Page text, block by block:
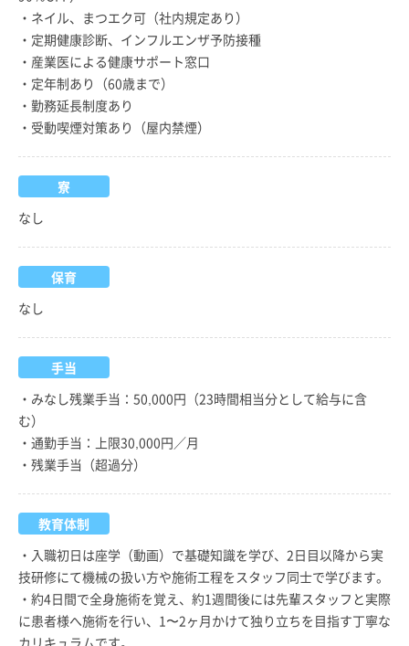
・ネイル、まつエク可（社内規定あり）
・定期健康診断、インフルエンザ予防接種
・産業医による健康サポート窓口
・定年制あり（60歳まで）
・勤務延長制度あり
・受動喫煙対策あり（屋内禁煙）
寮
なし
保育
なし
手当
・みなし残業手当：50,000円（23時間相当分として給与に含
む）
・通勤手当：上限30,000円／月
・残業手当（超過分）
教育体制
・入職初日は座学（動画）で基礎知識を学び、2日目以降から実
技研修にて機械の扱い方や施術工程をスタッフ同士で学びます。
・約4日間で全身施術を覚え、約1週間後には先輩スタッフと実際
に患者様へ施術を行い、1〜2ヶ月かけて独り立ちを目指す丁寧な
カリキュラムです。